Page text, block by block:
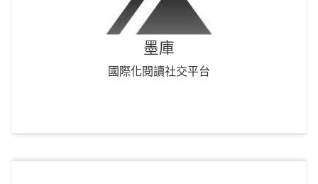
墨庫
國際化閱讀社交平台